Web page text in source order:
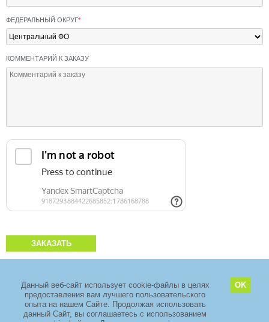
ФЕДЕРАЛЬНЫЙ ОКРУГ*
КОММЕНТАРИЙ К ЗАКАЗУ
ЗАКАЗАТЬ
2011–2026 copyright ООО «ЗелМедСервис»
Адрес: Москва, Зеленоград, проезд 4922, дом 4 стр. 5, Технопарк
«ЭЛМА».+7 (495) 968-88-29
Данный веб-сайт использует cookie-файлы в целях
предоставления вам лучшего пользовательского
опыта на нашем Сайте. Продолжая использовать
данный Сайт, вы соглашаетесь с использованием
OK